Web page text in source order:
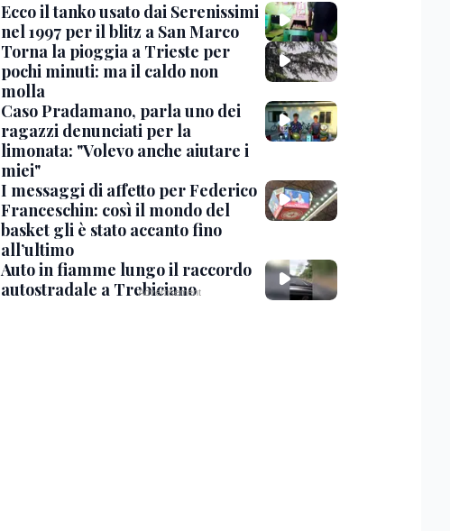
Ecco il tanko usato dai Serenissimi
nel 1997 per il blitz a San Marco
Torna la pioggia a Trieste per
pochi minuti: ma il caldo non
molla
Caso Pradamano, parla uno dei
ragazzi denunciati per la
limonata: "Volevo anche aiutare i
miei"
I messaggi di affetto per Federico
Franceschin: così il mondo del
basket gli è stato accanto fino
all’ultimo
Auto in fiamme lungo il raccordo
autostradale a Trebiciano